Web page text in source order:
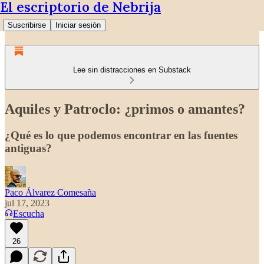
El escriptorio de Nebrija
Suscribirse Iniciar sesión
Lee sin distracciones en Substack
Aquiles y Patroclo: ¿primos o amantes?
¿Qué es lo que podemos encontrar en las fuentes
antiguas?
Paco Álvarez Comesaña
jul 17, 2023
Escucha
26